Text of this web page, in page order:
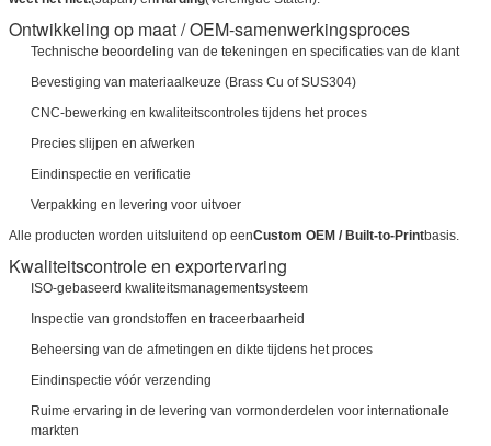
We bellen je snel terug!
Ontwikkeling op maat / OEM-samenwerkingsproces
Technische beoordeling van de tekeningen en specificaties van de klant
Bevestiging van materiaalkeuze (Brass Cu of SUS304)
CNC-bewerking en kwaliteitscontroles tijdens het proces
Precies slijpen en afwerken
Eindinspectie en verificatie
Verpakking en levering voor uitvoer
Alle producten worden uitsluitend op eenCustom OEM / Built-to-Printbasis.
Kwaliteitscontrole en exportervaring
ISO-gebaseerd kwaliteitsmanagementsysteem
Inspectie van grondstoffen en traceerbaarheid
Beheersing van de afmetingen en dikte tijdens het proces
Eindinspectie vóór verzending
Ruime ervaring in de levering van vormonderdelen voor internationale
markten